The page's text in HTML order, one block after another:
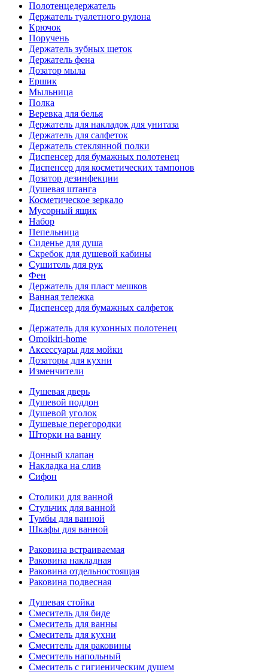
Полотенцедержатель
Держатель туалетного рулона
Крючок
Поручень
Держатель зубных щеток
Держатель фена
Дозатор мыла
Eршик
Мыльница
Полка
Веревка для белья
Держатель для накладок для унитаза
Держатель для салфеток
Держатель стеклянной полки
Диспенсер для бумажных полотенец
Диспенсер для косметических тампонов
Дозатор дезинфекции
Душевая штанга
Косметическое зеркало
Мусорный ящик
Набор
Пепельница
Сиденье для душа
Скребок для душевой кабины
Сушитель для рук
Фен
Держатель для пласт мешков
Ванная тележка
Диспенсер для бумажных салфеток
Держатель для кухонных полотенец
Omoikiri-home
Аксессуары для мойки
Дозаторы для кухни
Изменчители
Душевая дверь
Душевой поддон
Душевой уголок
Душевые перегородки
Шторки на ванну
Донный клапан
Накладка на слив
Сифон
Столики для ванной
Стульчик для ванной
Тумбы для ванной
Шкафы для ванной
Раковина встраиваемая
Раковина накладная
Раковина отдельностоящая
Раковина подвесная
Душевая стойка
Смеситель для биде
Смеситель для ванны
Смеситель для кухни
Смеситель для раковины
Смеситель напольный
Смеситель с гигиеническим душем